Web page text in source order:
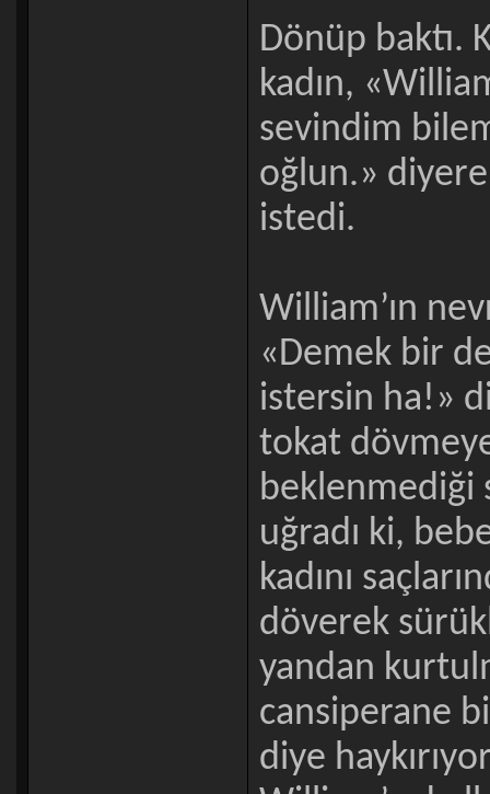
Dönüp baktı.
kadın,
sevindim
oğlun.»
istedi.
William’ın
«Demek bir
istersin ha!»
tokat
beklenmediği
uğradı ki,
kadını
döverek
yandan
cansiperane
diye